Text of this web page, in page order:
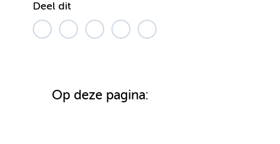
Deel dit
Op deze pagina: